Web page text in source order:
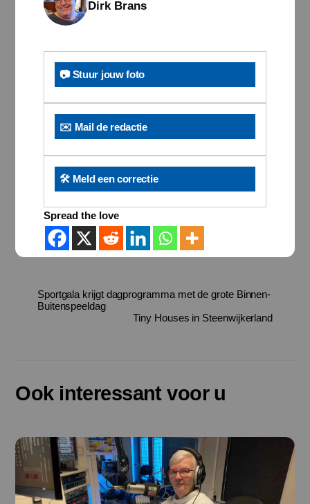
Dirk Brans
📷 Stuur jouw foto
✉️ Mail de redactie
🛠️ Meld een correctie
Spread the love
Sportgala krijgt dagprogramma met de grote Binnen-
Buitenspeeldag
Tiny Houses in Steenwijkerland
Ook interessant voor u